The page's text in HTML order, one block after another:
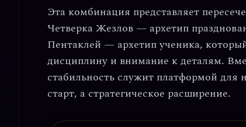
Эта комбинация представляет
Четверка Жезлов — архетип
Пентаклей — архетип ученика,
дисциплину и внимание к деталям.
стабильность служит платформой для
старт, а стратегическое расширение.